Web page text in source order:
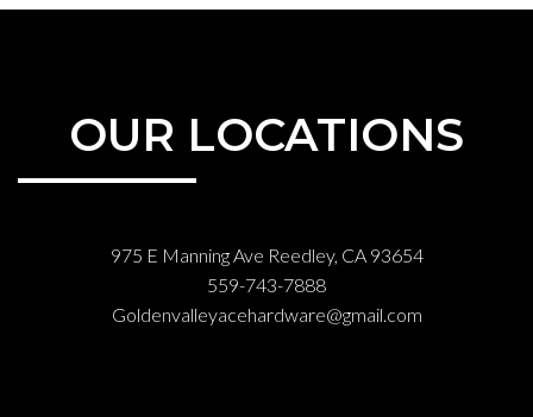
OUR LOCATIONS
975 E Manning Ave Reedley, CA 93654
559-743-7888
Goldenvalleyacehardware@gmail.com